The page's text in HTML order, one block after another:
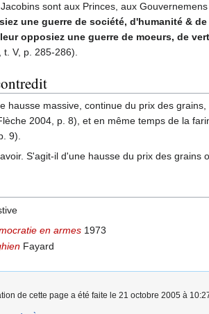
sont aux Princes, aux
une guerre de société, d'humanité &
opposiez une guerre de moeurs, de
t. V, p. 285-286).
hausse massive, continue du prix des
2004, p. 8), et en même temps de la
p. 9).
S'agit-il d'une hausse du prix des grains
en armes 1973
Fayard
de cette page a été faite le 21 octobre 2005 à